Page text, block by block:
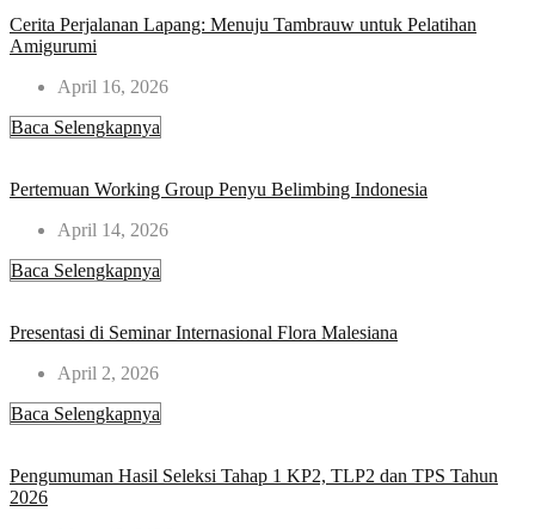
Cerita Perjalanan Lapang: Menuju Tambrauw untuk Pelatihan
Amigurumi
April 16, 2026
Baca Selengkapnya
Pertemuan Working Group Penyu Belimbing Indonesia
April 14, 2026
Baca Selengkapnya
Presentasi di Seminar Internasional Flora Malesiana
April 2, 2026
Baca Selengkapnya
Pengumuman Hasil Seleksi Tahap 1 KP2, TLP2 dan TPS Tahun
2026